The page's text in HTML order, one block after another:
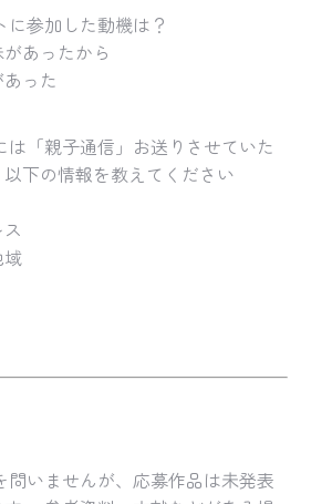
に参加した動機は？
あったから
った
は「親子通信」お送りさせていた
下の情報を教えてください
域
問いませんが、応募作品は未発表